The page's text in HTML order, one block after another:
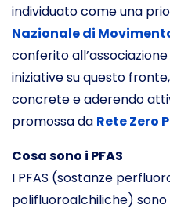
individuato come una
Nazionale di
conferito
iniziative su questo
concrete e aderendo
promossa da Rete Zero
Cosa sono i PFAS
I PFAS (sostanze
polifluoroalchiliche)